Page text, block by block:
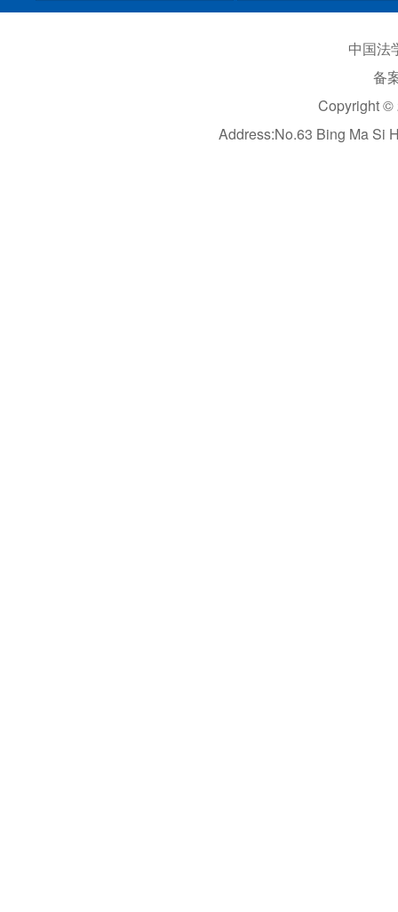
中国法
备
Copyright ©
Address:No.63 Bing Ma Si